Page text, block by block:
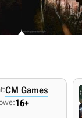
CM Games
16+